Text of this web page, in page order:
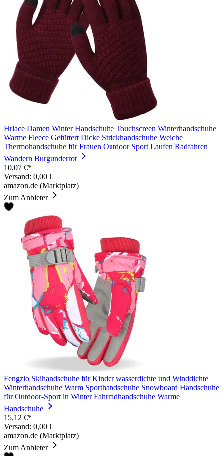
Hrlace Damen Winter Handschuhe Touchscreen Winterhandschuhe
Warme Fleece Gefüttert Dicke Strickhandschuhe Weiche
Thermohandschuhe für Frauen Outdoor Sport Laufen Radfahren
Wandern Burgunderrot
10,07 €*
Versand: 0,00 €
amazon.de (Marktplatz)
Zum Anbieter
Fengzio Skihandschuhe für Kinder wasserdichte und Winddichte
Winterhandschuhe Warm Sporthandschuhe Snowboard Handschuhe
für Outdoor-Sport in Winter Fahrradhandschuhe Warme
Handschuhe
15,12 €*
Versand: 0,00 €
amazon.de (Marktplatz)
Zum Anbieter